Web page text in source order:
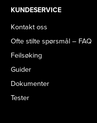
KUNDESERVICE
Kontakt oss
Ofte stilte spørsmål – FAQ
Feilsøking
Guider
Dokumenter
Tester